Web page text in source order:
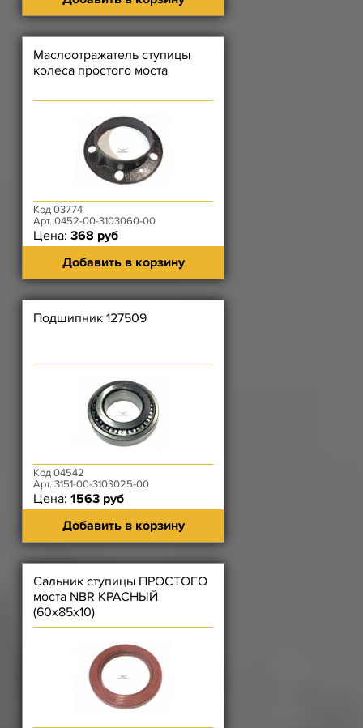
Маслоотражатель ступицы
колеса простого моста
Код 03774
Арт. 0452-00-3103060-00
Цена: 368 руб
Добавить в корзину
Подшипник 127509
Код 04542
Арт. 3151-00-3103025-00
Цена: 1563 руб
Добавить в корзину
Сальник ступицы ПРОСТОГО
моста NBR КРАСНЫЙ
(60х85х10)